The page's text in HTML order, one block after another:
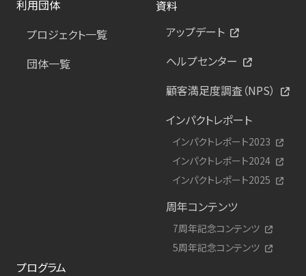
利用団体
プロジェクト一覧
団体一覧
資料
アップデート
ヘルプセンター
顧客満足度調査（NPS）
インパクトレポート
インパクトレポート2023
インパクトレポート2024
インパクトレポート2025
周年コンテンツ
7周年記念コンテンツ
5周年記念コンテンツ
プログラム